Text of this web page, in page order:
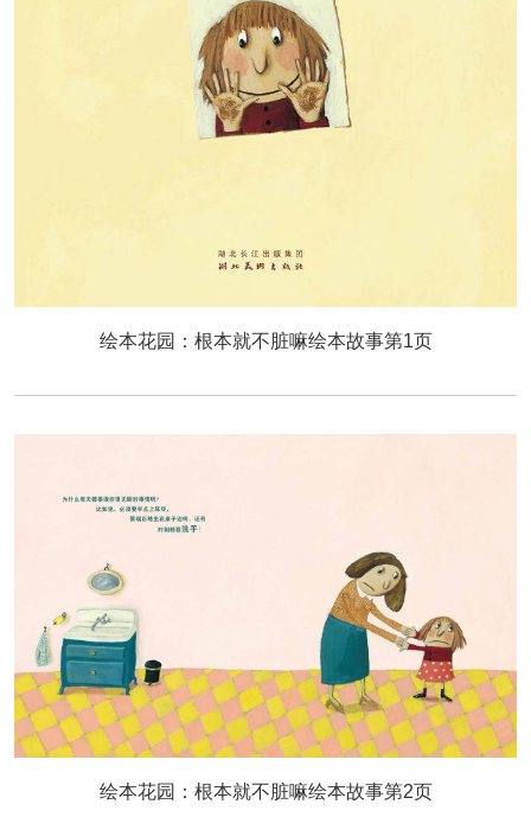
绘本花园：根本就不脏嘛绘本故事第1页
绘本花园：根本就不脏嘛绘本故事第2页